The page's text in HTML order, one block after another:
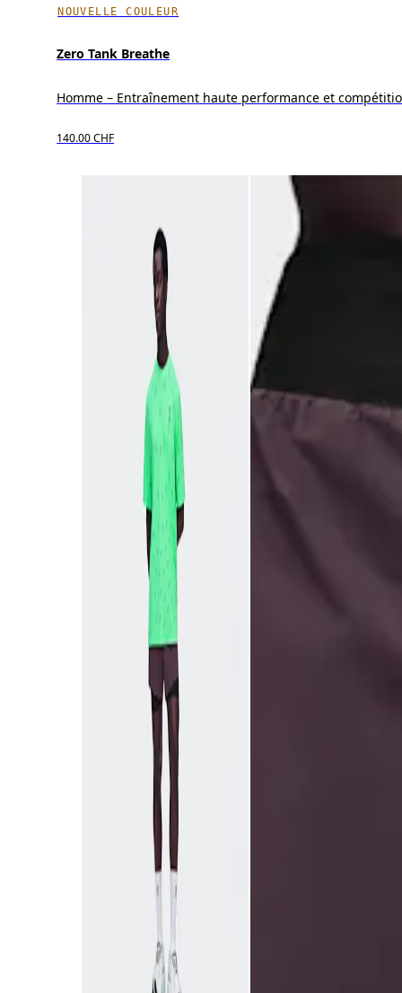
NOUVELLE COULEUR
Zero Tank Breathe
Homme – Entraînement haute performance et
140.00 CHF